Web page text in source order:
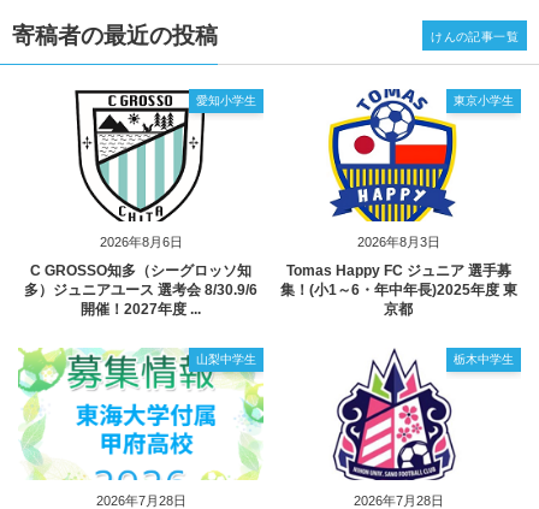
寄稿者の最近の投稿
2026年8月6日
愛知小学生
C GROSSO知多（シーグロッソ知
多）ジュニアユース 選考会 8/30.9/6
開催！2027年度 ...
2026年8月3日
東京小学生
Tomas Happy FC ジュニア 選手募
集！(小1～6・年中年長)2025年度 東
京都
2026年7月28日
山梨中学生
2026年7月28日
栃木中学生
けんの記事一覧